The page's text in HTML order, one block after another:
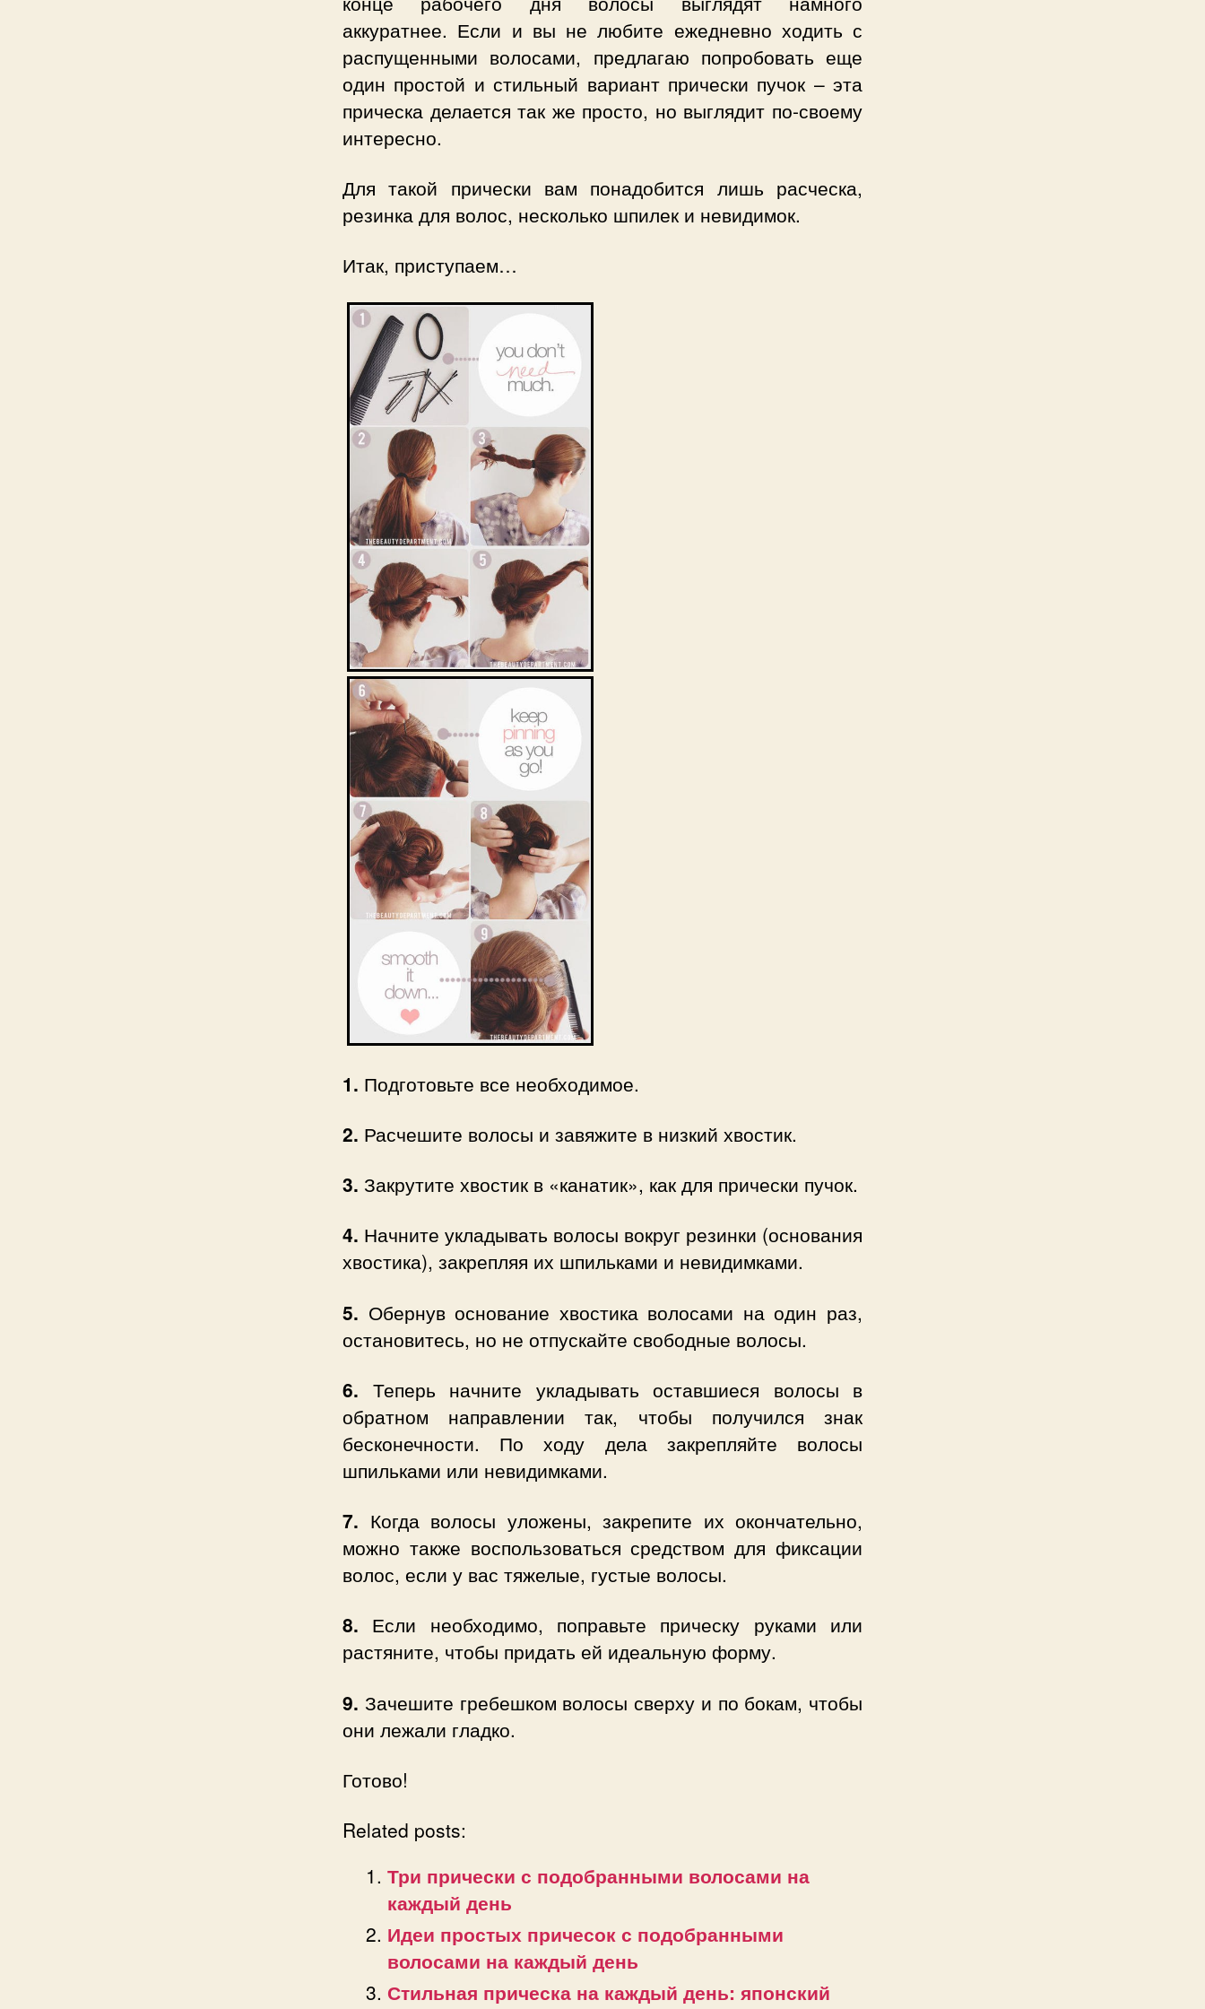
аккуратнее. Если и вы не любите ежедневно ходить с
распущенными волосами, предлагаю попробовать еще
один простой и стильный вариант прически пучок – эта
прическа делается так же просто, но выглядит по-своему
интересно.
Для такой прически вам понадобится лишь расческа,
резинка для волос, несколько шпилек и невидимок.
Итак, приступаем…
1. Подготовьте все необходимое.
2. Расчешите волосы и завяжите в низкий хвостик.
3. Закрутите хвостик в «канатик», как для прически пучок.
4. Начните укладывать волосы вокруг резинки (основания
хвостика), закрепляя их шпильками и невидимками.
5. Обернув основание хвостика волосами на один раз,
остановитесь, но не отпускайте свободные волосы.
6. Теперь начните укладывать оставшиеся волосы в
обратном направлении так, чтобы получился знак
бесконечности. По ходу дела закрепляйте волосы
шпильками или невидимками.
7. Когда волосы уложены, закрепите их окончательно,
можно также воспользоваться средством для фиксации
волос, если у вас тяжелые, густые волосы.
8. Если необходимо, поправьте прическу руками или
растяните, чтобы придать ей идеальную форму.
9. Зачешите гребешком волосы сверху и по бокам, чтобы
они лежали гладко.
Готово!
Related posts:
Три прически с подобранными волосами на
каждый день
Идеи простых причесок с подобранными
волосами на каждый день
Стильная прическа на каждый день: японский